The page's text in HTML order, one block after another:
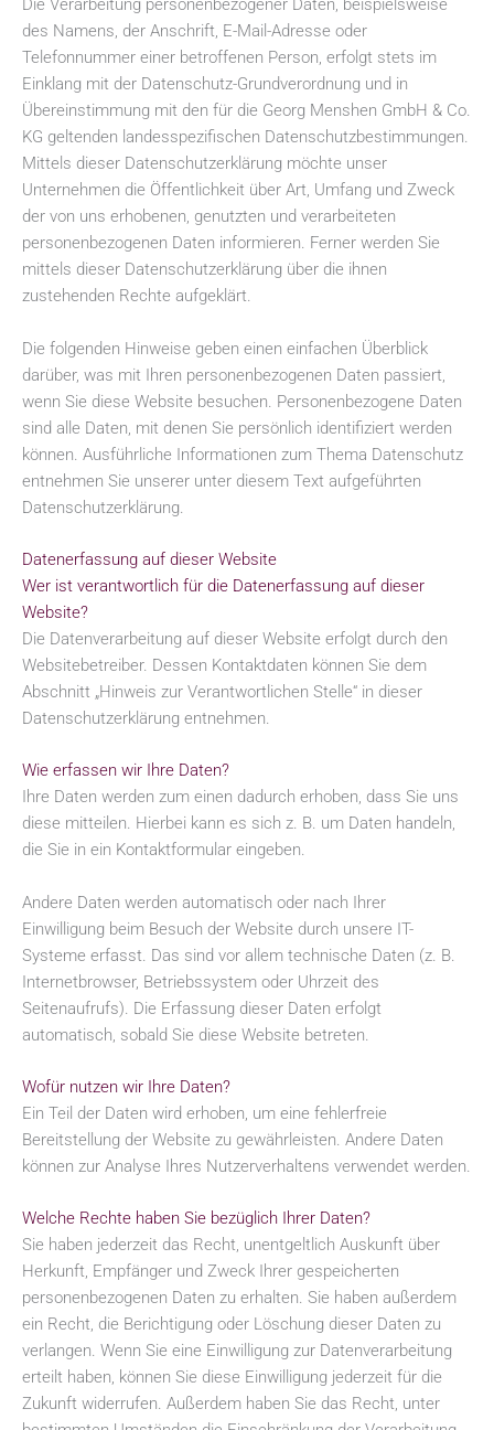
Die Verarbeitung personenbezogener Daten, beispielsweise
des Namens, der Anschrift, E-Mail-Adresse oder
Telefonnummer einer betroffenen Person, erfolgt stets im
Einklang mit der Datenschutz-Grundverordnung und in
Übereinstimmung mit den für die Georg Menshen GmbH & Co.
KG geltenden landesspezifischen Datenschutzbestimmungen.
Mittels dieser Datenschutzerklärung möchte unser
Unternehmen die Öffentlichkeit über Art, Umfang und Zweck
der von uns erhobenen, genutzten und verarbeiteten
personenbezogenen Daten informieren. Ferner werden Sie
mittels dieser Datenschutzerklärung über die ihnen
zustehenden Rechte aufgeklärt.
Die folgenden Hinweise geben einen einfachen Überblick
darüber, was mit Ihren personenbezogenen Daten passiert,
wenn Sie diese Website besuchen. Personenbezogene Daten
sind alle Daten, mit denen Sie persönlich identifiziert werden
können. Ausführliche Informationen zum Thema Datenschutz
entnehmen Sie unserer unter diesem Text aufgeführten
Datenschutzerklärung.
Datenerfassung auf dieser Website
Wer ist verantwortlich für die Datenerfassung auf dieser
Website?
Die Datenverarbeitung auf dieser Website erfolgt durch den
Websitebetreiber. Dessen Kontaktdaten können Sie dem
Abschnitt „Hinweis zur Verantwortlichen Stelle“ in dieser
Datenschutzerklärung entnehmen.
Wie erfassen wir Ihre Daten?
Ihre Daten werden zum einen dadurch erhoben, dass Sie uns
diese mitteilen. Hierbei kann es sich z. B. um Daten handeln,
die Sie in ein Kontaktformular eingeben.
Andere Daten werden automatisch oder nach Ihrer
Einwilligung beim Besuch der Website durch unsere IT-
Systeme erfasst. Das sind vor allem technische Daten (z. B.
Internetbrowser, Betriebssystem oder Uhrzeit des
Seitenaufrufs). Die Erfassung dieser Daten erfolgt
automatisch, sobald Sie diese Website betreten.
Wofür nutzen wir Ihre Daten?
Ein Teil der Daten wird erhoben, um eine fehlerfreie
Bereitstellung der Website zu gewährleisten. Andere Daten
können zur Analyse Ihres Nutzerverhaltens verwendet werden.
Welche Rechte haben Sie bezüglich Ihrer Daten?
Sie haben jederzeit das Recht, unentgeltlich Auskunft über
Herkunft, Empfänger und Zweck Ihrer gespeicherten
personenbezogenen Daten zu erhalten. Sie haben außerdem
ein Recht, die Berichtigung oder Löschung dieser Daten zu
verlangen. Wenn Sie eine Einwilligung zur Datenverarbeitung
erteilt haben, können Sie diese Einwilligung jederzeit für die
Zukunft widerrufen. Außerdem haben Sie das Recht, unter